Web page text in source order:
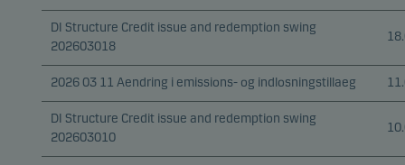
DI Structure Credit issue and redemption swing
202603018
2026 03 11 Aendring i emissions- og indlosningstillaeg
DI Structure Credit issue and redemption swing
202603010